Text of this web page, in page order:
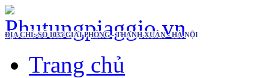
ĐỊA CHỈ: SỐ 1035 GIẢI PHÓNG - THANH XUÂN - HÀ NỘI
Trang chủ